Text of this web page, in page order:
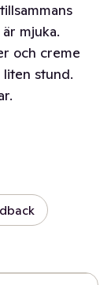
mjuka.
och creme
stund.